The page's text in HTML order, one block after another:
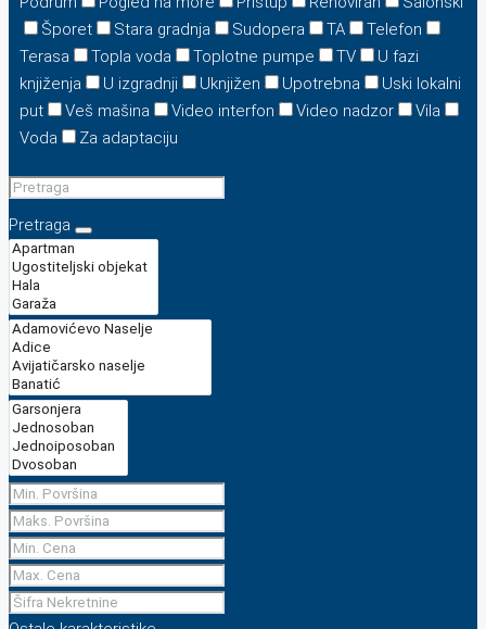
Šporet
Stara gradnja Sudopera TA
Telefon
Terasa
Topla voda Toplotne pumpe TV
U fazi
knjiženja
U izgradnji Uknjižen Upotrebna
Uski lokalni
put
Veš mašina Video interfon Video nadzor
Vila
Voda
Za adaptaciju
Pretraga